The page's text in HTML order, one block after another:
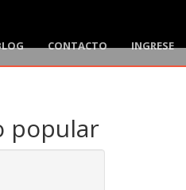
CONTACTO INGRESE
popular